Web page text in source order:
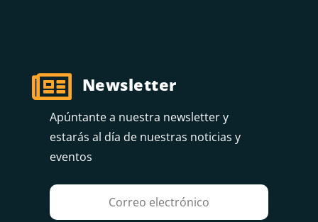
 Newsletter
Apúntante a nuestra newsletter y
estarás al día de nuestras noticias y
eventos